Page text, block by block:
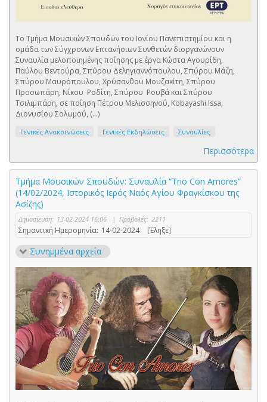
Το Τμήμα Μουσικών Σπουδών του Ιονίου Πανεπιστημίου και η
ομάδα των Σύγχρονων Επτανήσιων Συνθετών διοργανώνουν
Συναυλία μελοποιημένης ποίησης με έργα Κώστα Αγουρίδη,
Παύλου Βεντούρα, Σπύρου Δεληγιαννόπουλου, Σπύρου Μάζη,
Σπύρου Μαυρόπουλου, Χρύσανθου Μουζακίτη, Σπύρου
Προσωπάρη, Νίκου Ροδίτη, Σπύρου Ρουβά και Σπύρου
Τσιλιμπάρη, σε ποίηση Πέτρου Μελισσηνού, Kobayashi Issa,
Διονυσίου Σολωμού, (...)
Γενικές Ανακοινώσεις Γενικές Εκδηλώσεις Συναυλίες
Περισσότερα
Τμήμα Μουσικών Σπουδών: Συναυλία “Trio Con Amores”
(14/02/2024, Ιστορικός Ιερός Ναός Αγίου Φραγκίσκου της
Ασίζης)
Δημοσίευση: 13-02-2024 16:06 | Προβολές: 2211
Σημαντική Ημερομηνία: 14-02-2024 [Έληξε]
Συνημμένα αρχεία